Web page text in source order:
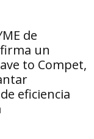
de
un
to Compet,
eficiencia